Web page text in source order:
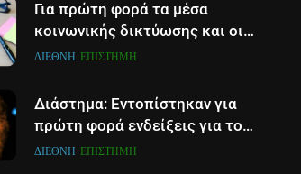
Για πρώτη φορά τα μέσα
κοινωνικής δικτύωσης και οι
πλατφόρμες βίντεο
περισσότερο για ενημέρωση,
σε παγκόσμιο επίπεδο
ΔΙΕΘΝΉ ΕΠΙΣΤΉΜΗ
Διάστημα: Εντοπίστηκαν για
πρώτη φορά ενδείξεις για τον
άνεμο που εκπέμπει η μαύρη
ΔΙΕΘΝΉ ΕΠΙΣΤΉΜΗ